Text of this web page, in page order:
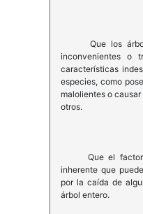
Que los
inconvenientes o
características
especies, como
malolientes o
otros.
Que el factor
inherente que
por la caída de
árbol entero.